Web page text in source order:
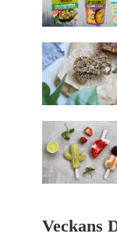
Veckans